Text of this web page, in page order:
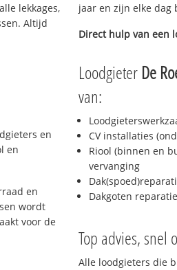
lekkages,
Altijd
en
en
en
wordt
voor de
jaar en zijn elke
Direct hulp van een
Loodgieter De
van:
CV installaties
Riool (binnen en
vervanging
Dakgoten
Top advies, snel
Alle loodgieters die